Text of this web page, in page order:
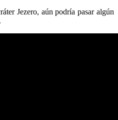
Jezero, aún podría pasar algún